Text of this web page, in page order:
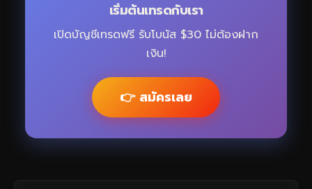
เริ่มต้นเทรดกับเรา
เปิดบัญชีเทรดฟรี รับโบนัส $30 ไม่ต้องฝาก
เงิน!
👉 สมัครเลย